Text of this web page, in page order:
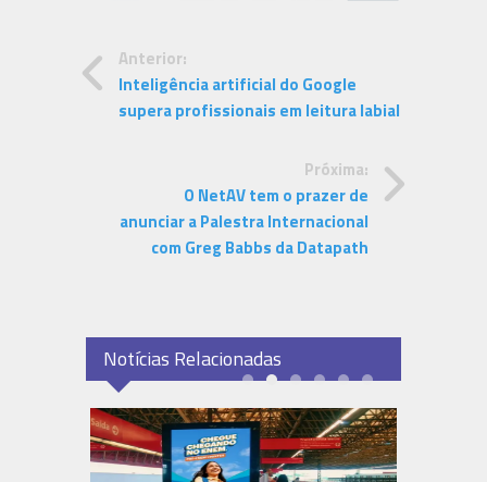
Anterior:
Inteligência artificial do Google
supera profissionais em leitura labial
Próxima:
O NetAV tem o prazer de
anunciar a Palestra Internacional
com Greg Babbs da Datapath
Notícias Relacionadas